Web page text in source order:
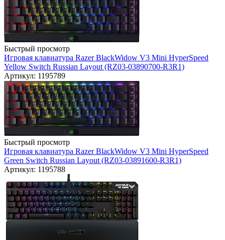
Быстрый просмотр
Игровая клавиатура Razer BlackWidow V3 Mini HyperSpeed
Yellow Switch Russian Layout (RZ03-03890700-R3R1)
Артикул: 1195789
Быстрый просмотр
Игровая клавиатура Razer BlackWidow V3 Mini HyperSpeed
Green Switch Russian Layout (RZ03-03891600-R3R1)
Артикул: 1195788